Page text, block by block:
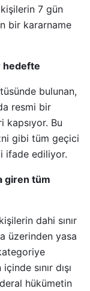
7 gün
bir kararname
hedefte
bulunan,
resmi bir
kapsıyor. Bu
gibi tüm geçici
ifade ediliyor.
giren tüm
dahi sınır
üzerinden yasa
sınır dışı
hükümetin